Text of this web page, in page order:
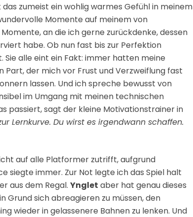
zumeist ein wohlig warmes Gefühl in meinem
Momente auf meinem von
an die ich gerne zurückdenke, dessen
habe. Ob nun fast bis zur Perfektion
alle eint ein Fakt: immer hatten meine
der mich vor Frust und Verzweiflung fast
lassen. Und ich spreche bewusst von
im Umgang mit meinen technischen
passiert, sagt der kleine Motivationstrainer in
Lernkurve. Du wirst es irgendwann schaffen.
auf alle Platformer zutrifft, aufgrund
siegte immer. Zur Not legte ich das Spiel halt
aus dem Regal. Ynglet aber hat genau dieses
Grund sich abreagieren zu müssen, den
wieder in gelassenere Bahnen zu lenken. Und